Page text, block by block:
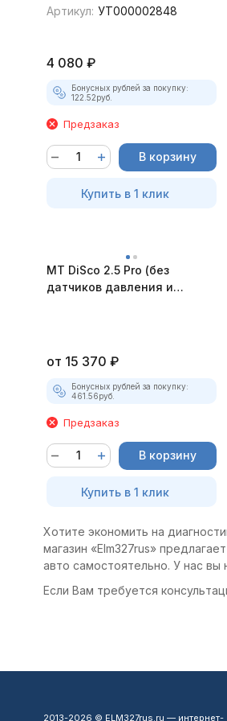
Артикул: УТ000002848
4 080 ₽
Бонусных рублей за покупку:
122.52руб.
Предзаказ
В корзину
Купить в 1 клик
MT DiSco 2.5 Pro (без
датчиков давления и
от 15 370 ₽
Бонусных рублей за покупку:
461.56руб.
Предзаказ
В корзину
Купить в 1 клик
Хотите экономить на
магазин «Elm327rus»
авто самостоятельно. У нас
Если Вам требуется
2013-2026 © ELM327rus.ru — интернет-